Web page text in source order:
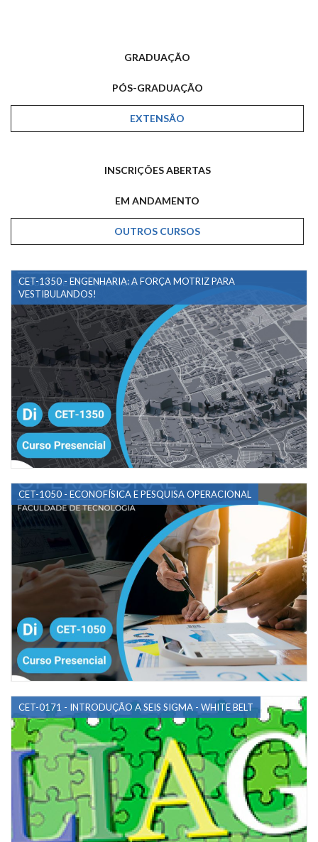
GRADUAÇÃO
PÓS-GRADUAÇÃO
EXTENSÃO
INSCRIÇÕES ABERTAS
EM ANDAMENTO
OUTROS CURSOS
CET-1350 - ENGENHARIA: A FORÇA MOTRIZ PARA
VESTIBULANDOS!
CET-1050 - ECONOFÍSICA E PESQUISA OPERACIONAL
CET-0171 - INTRODUÇÃO A SEIS SIGMA - WHITE BELT